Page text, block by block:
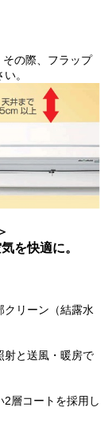
の際、フラップ
。
を快適に。
クリーン（結露水
射と送風・暖房で
層コートを採用し